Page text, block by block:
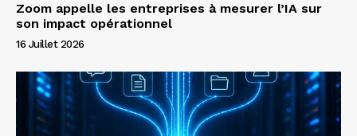
Zoom appelle les entreprises à mesurer l’IA sur
son impact opérationnel
16 Juillet 2026